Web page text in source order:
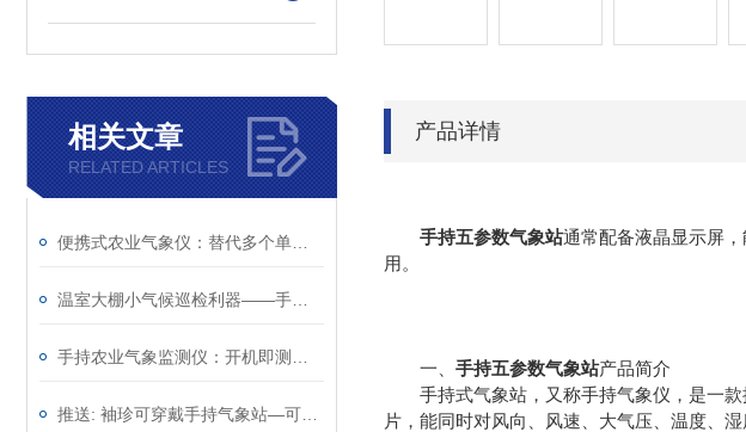
相关文章
RELATED ARTICLES
产品详情
手持五参数气象站通常配备液晶显示屏
用。
一、 手持五参数气象站产品简介
手持式气象站，又称手持气象仪，是一款
片，能同时对风向、风速、大气压、温度、